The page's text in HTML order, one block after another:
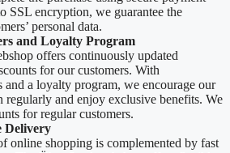
SSL encryption, we guarantee the
personal data.
and Loyalty Program
offers continuously updated
for our customers. With
and a loyalty program, we encourage our
regularly and enjoy exclusive benefits. We
for regular customers.
Delivery
online shopping is complemented by fast